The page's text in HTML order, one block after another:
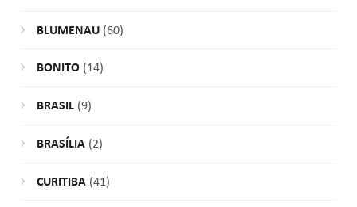
BLUMENAU(60)
BONITO(14)
BRASIL(9)
BRASÍLIA(2)
CURITIBA(41)